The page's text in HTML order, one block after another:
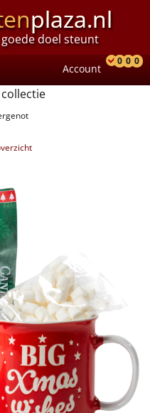
plaza.nl
doel steunt
Account
0 0 0
collectie